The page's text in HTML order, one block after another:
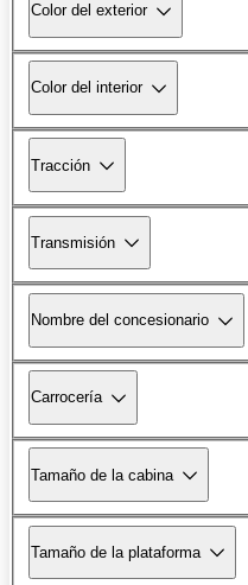
Color del exterior
Color del interior
Tracción
Transmisión
Nombre del concesionario
Carrocería
Tamaño de la cabina
Tamaño de la plataforma